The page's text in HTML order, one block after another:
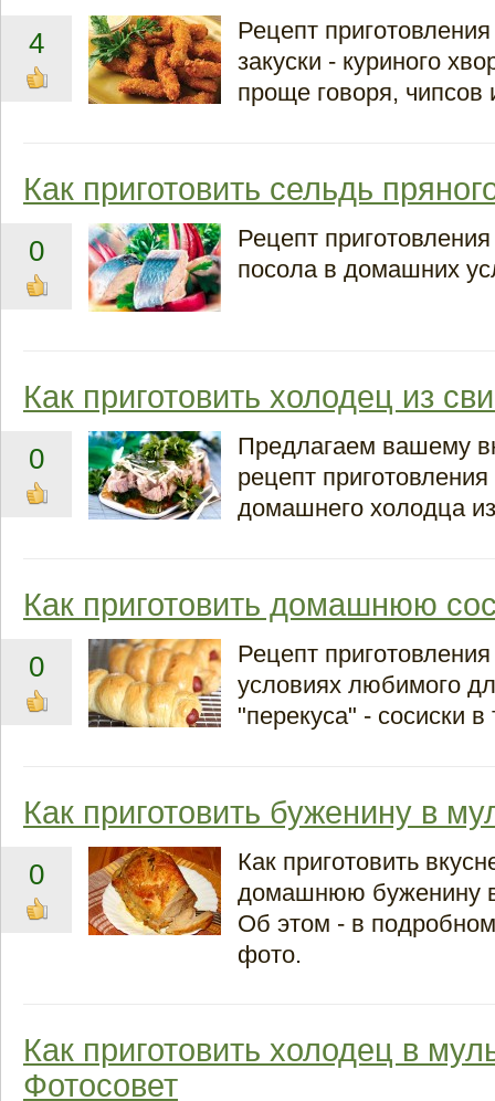
4
Рецепт
закуски - куриного
проще говоря, чипсов
Как приготовить сельдь
0
Рецепт
посола в домашних
Как приготовить холодец из
0
Предлагаем вашему
рецепт
домашнего холодца
Как приготовить домашнюю
0
Рецепт
условиях любимого
"перекуса" - сосиски в
Как приготовить буженину в
0
Как приготовить
домашнюю буженину
Об этом - в
фото.
Как приготовить холодец в
Фотосовет